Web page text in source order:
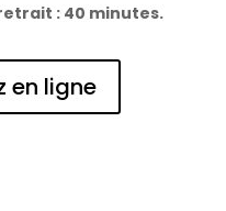
: 40 minutes.
en ligne